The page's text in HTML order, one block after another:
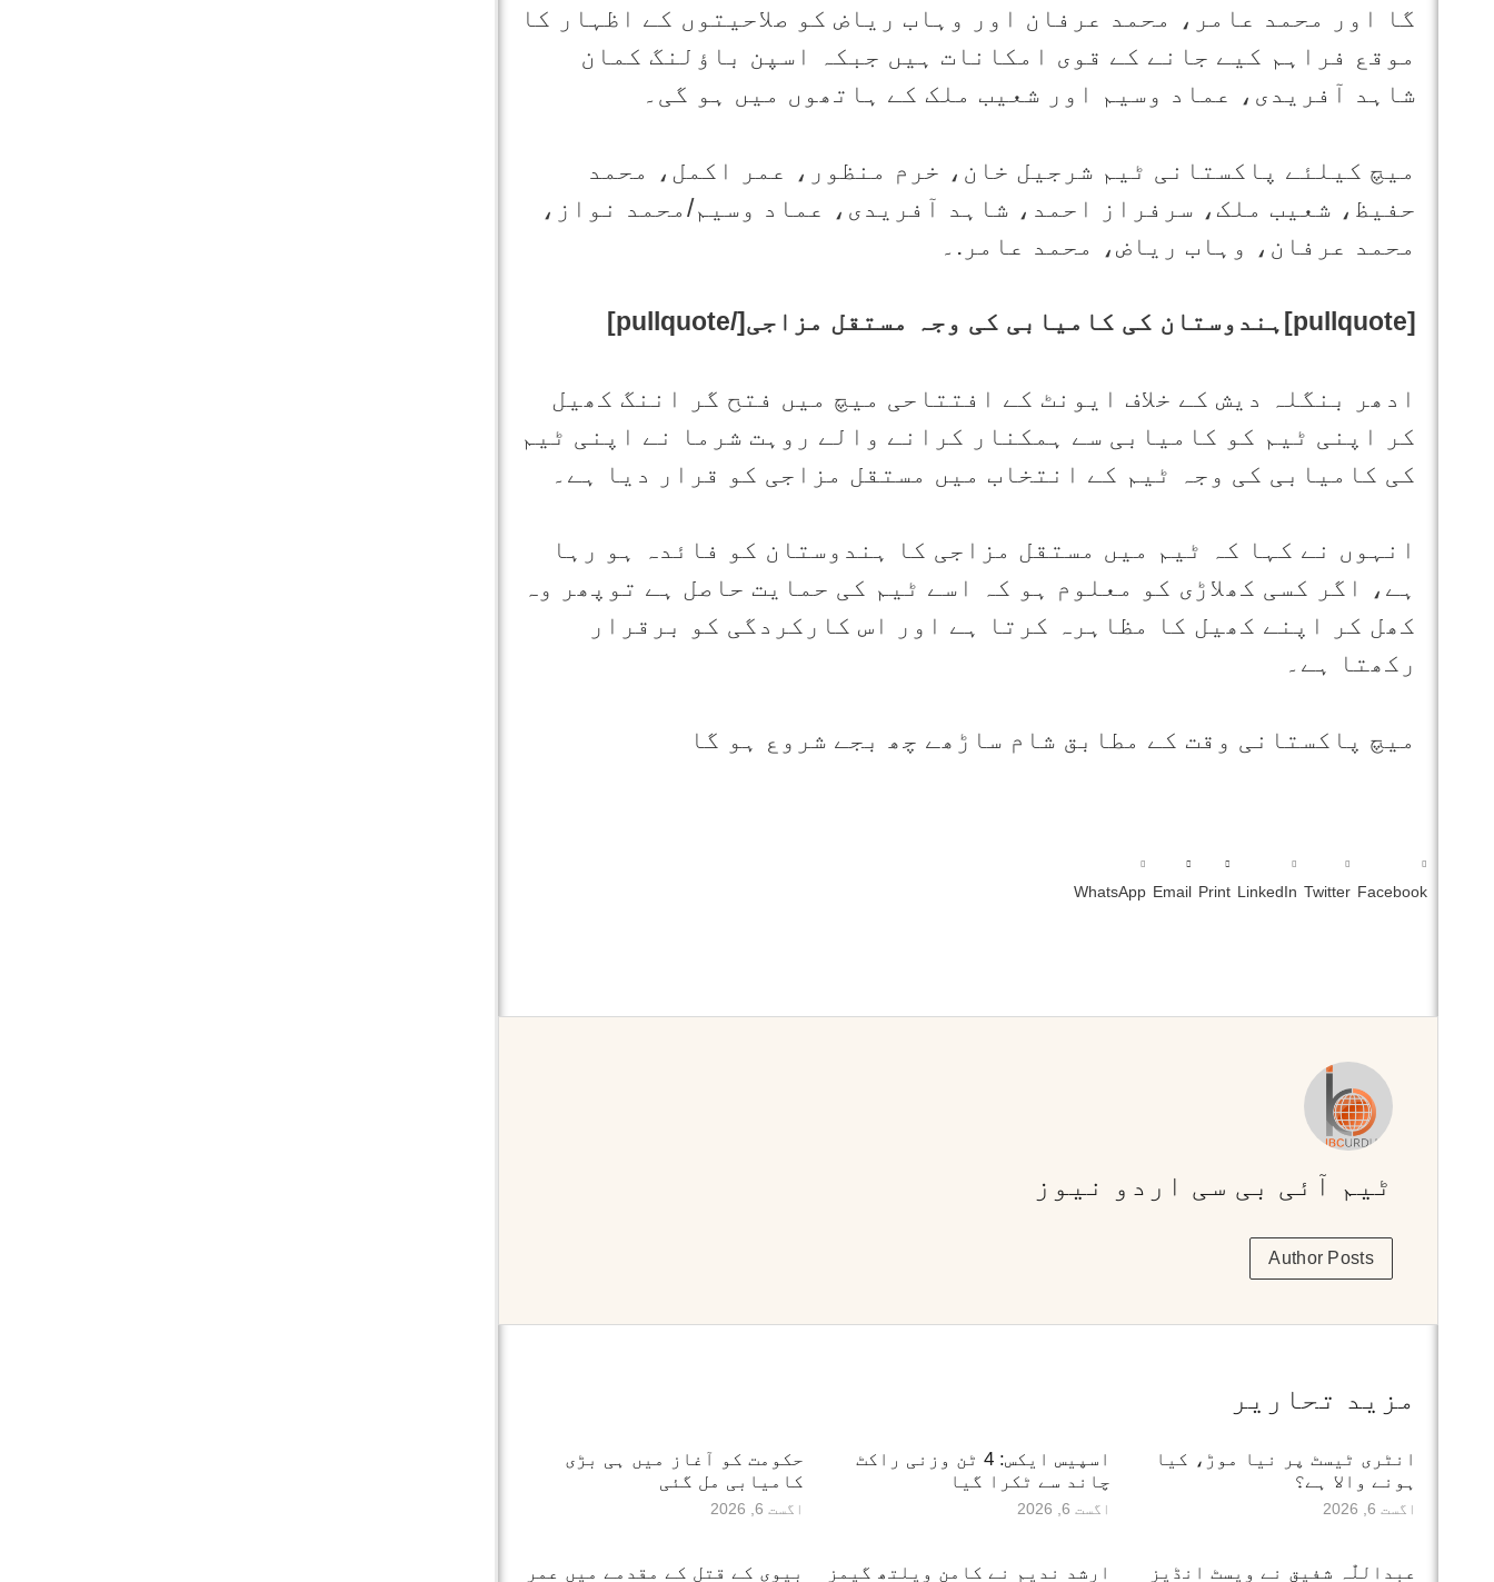
گا اور محمد عامر، محمد عرفان اور وہاب ریاض کو صلاحیتوں کے اظہار کا
موقع فراہم کیے جانے کے قوی امکانات ہیں جبکہ اسپن باؤلنگ کمان
شاہد آفریدی، عماد وسیم اور شعیب ملک کے ہاتھوں میں ہو گی۔
میچ کیلئے پاکستانی ٹیم شرجیل خان، خرم منظور، عمر اکمل، محمد
حفیظ، شعیب ملک، سرفراز احمد، شاہد آفریدی، عماد وسیم/محمد نواز،
محمد عرفان، وہاب ریاض، محمد عامر.۔
[pullquote]ہندوستان کی کامیابی کی وجہ مستقل مزاجی[/pullquote]
ادھر بنگلہ دیش کے خلاف ایونٹ کے افتتاحی میچ میں فتح گر اننگ کھیل
کر اپنی ٹیم کو کامیابی سے ہمکنار کرانے والے روہت شرما نے اپنی ٹیم
کی کامیابی کی وجہ ٹیم کے انتخاب میں مستقل مزاجی کو قرار دیا ہے۔
انہوں نے کہا کہ ٹیم میں مستقل مزاجی کا ہندوستان کو فائدہ ہو رہا
ہے، اگر کسی کھلاڑی کو معلوم ہو کہ اسے ٹیم کی حمایت حاصل ہے توپھر وہ
کھل کر اپنے کھیل کا مظاہرہ کرتا ہے اور اس کارکردگی کو برقرار
رکھتا ہے۔
میچ پاکستانی وقت کے مطابق شام ساڑھے چھ بجے شروع ہو گا
Facebook
Twitter
LinkedIn
Print
Email
WhatsApp
ٹیم آئی بی سی اردو نیوز
Author Posts
مزید تحاریر
انٹری ٹیسٹ پر نیا موڑ، کیا
ہونے والا ہے؟
اگست 6, 2026
اسپیس ایکس: 4 ٹن وزنی راکٹ
چاند سے ٹکرا گیا
اگست 6, 2026
حکومت کو آغاز میں ہی بڑی
کامیابی مل گئی
اگست 6, 2026
عبداللّٰہ شفیق نے ویسٹ انڈیز ارشد ندیم نے کامن ویلتھ گیمز بیوی کے قتل کے مقدمے میں عمر